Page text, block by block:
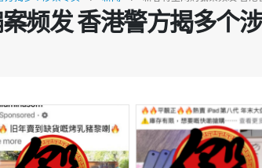
频发 香港警方揭多个